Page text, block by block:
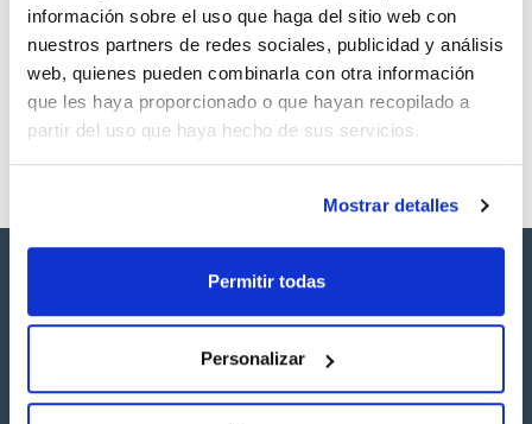
información sobre el uso que haga del sitio web con
nuestros partners de redes sociales, publicidad y análisis
web, quienes pueden combinarla con otra información
que les haya proporcionado o que hayan recopilado a
partir del uso que haya hecho de sus servicios.
Mostrar detalles
Permitir todas
Personalizar
Los productos marcados con esta imagen son
listos para una entrega inmediata.